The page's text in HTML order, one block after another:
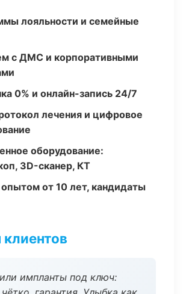
лояльности и семейные
с ДМС и корпоративными
0% и онлайн-запись 24/7
лечения и цифровое
оборудование:
3D-сканер, КТ
от 10 лет, кандидаты
импланты под ключ: